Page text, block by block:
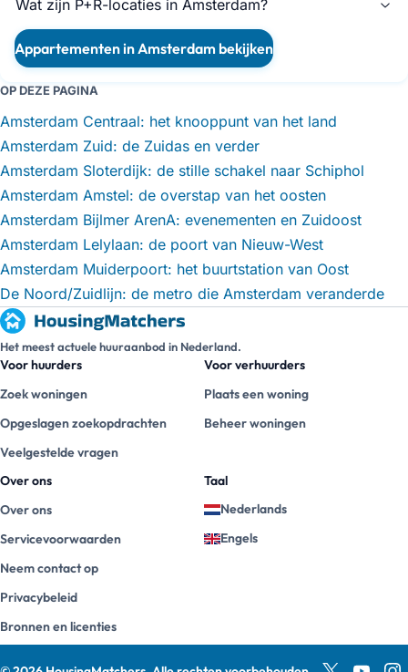
Wat zijn P+R-locaties in Amsterdam?
Appartementen in Amsterdam bekijken
OP DEZE PAGINA
Amsterdam Centraal: het knooppunt van het land
Amsterdam Zuid: de Zuidas en verder
Amsterdam Sloterdijk: de stille schakel naar Schiphol
Amsterdam Amstel: de overstap van het oosten
Amsterdam Bijlmer ArenA: evenementen en Zuidoost
Amsterdam Lelylaan: de poort van Nieuw-West
Amsterdam Muiderpoort: het buurtstation van Oost
De Noord/Zuidlijn: de metro die Amsterdam veranderde
Het meest actuele huuraanbod in Nederland.
Voor huurders
Zoek woningen
Opgeslagen zoekopdrachten
Veelgestelde vragen
Voor verhuurders
Plaats een woning
Beheer woningen
Over ons
Over ons
Servicevoorwaarden
Neem contact op
Privacybeleid
Bronnen en licenties
Taal
Nederlands
Engels